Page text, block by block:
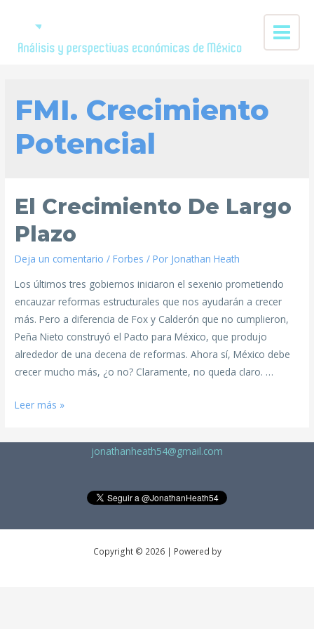
FMI. Crecimiento
Potencial
El Crecimiento De Largo
Plazo
Deja un comentario /Forbes / Por Jonathan Heath
Los últimos tres gobiernos iniciaron el sexenio prometiendo
encauzar reformas estructurales que nos ayudarán a crecer
más. Pero a diferencia de Fox y Calderón que no cumplieron,
Peña Nieto construyó el Pacto para México, que produjo
alrededor de una decena de reformas. Ahora sí, México debe
crecer mucho más, ¿o no? Claramente, no queda claro. …
Leer más »
jonathanheath54@gmail.com
Copyright © 2026 | Powered by